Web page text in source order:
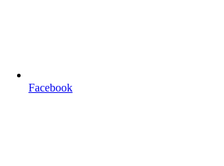
Facebook